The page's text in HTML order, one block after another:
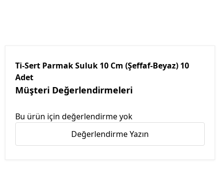
Ti-Sert Parmak Suluk 10 Cm (Şeffaf-Beyaz) 10
Adet
Müşteri Değerlendirmeleri
Bu ürün için değerlendirme yok
Değerlendirme Yazın